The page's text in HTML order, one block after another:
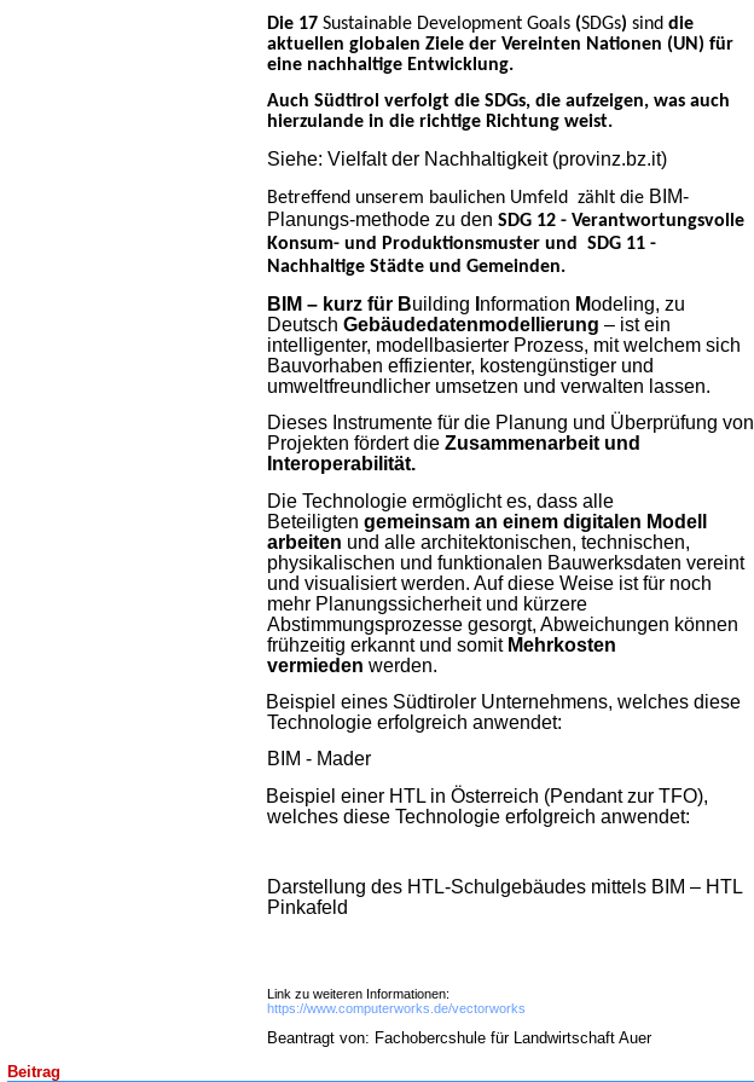
Die 17 Sustainable Development Goals (SDGs) sind die
aktuellen globalen Ziele der Vereinten Nationen (UN) für
eine nachhaltige Entwicklung.
Auch Südtirol verfolgt die SDGs, die aufzeigen, was auch
hierzulande in die richtige Richtung weist.
Siehe: Vielfalt der Nachhaltigkeit (provinz.bz.it)
Betreffend unserem baulichen Umfeld zählt die BIM-
Planungs-methode zu den SDG 12 - Verantwortungsvolle
Konsum- und Produktionsmuster und SDG 11 -
Nachhaltige Städte und Gemeinden.
BIM – kurz für Building nformation Modeling, zu
Deutsch Gebäudedatenmodellierung – ist ein
intelligenter, modellbasierter Prozess, mit welchem sich
Bauvorhaben effizienter, kostengünstiger und
umweltfreundlicher umsetzen und verwalten lassen.
Dieses Instrumente für die Planung und Überprüfung von
Projekten fördert die Zusammenarbeit und
Interoperabilität.
Die Technologie ermöglicht es, dass alle
Beteiligten gemeinsam an einem digitalen Modell
arbeiten und alle architektonischen, technischen,
physikalischen und funktionalen Bauwerksdaten vereint
und visualisiert werden. Auf diese Weise ist für noch
mehr Planungssicherheit und kürzere
Abstimmungsprozesse gesorgt, Abweichungen können
frühzeitig erkannt und somit Mehrkosten
vermieden werden.
Beispiel eines Südtiroler Unternehmens, welches diese
Technologie erfolgreich anwendet:
BIM - Mader
Beispiel einer HTL in Österreich (Pendant zur TFO),
welches diese Technologie erfolgreich anwendet:
Darstellung des HTL-Schulgebäudes mittels BIM – HTL
Pinkafeld
Link zu weiteren Informationen:
https://www.computerworks.de/vectorworks
Beantragt von: Fachobercshule für Landwirtschaft Auer
Beitrag